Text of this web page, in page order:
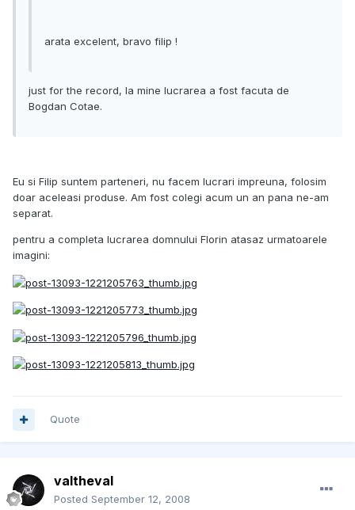
arata excelent, bravo filip !
just for the record, la mine lucrarea a fost facuta de
Bogdan Cotae.
Eu si Filip suntem parteneri, nu facem lucrari impreuna, folosim
doar aceleasi produse. Am fost colegi acum un an pana ne-am
separat.
pentru a completa lucrarea domnului Florin atasaz urmatoarele
imagini:
Quote
valtheval
Posted September 12, 2008